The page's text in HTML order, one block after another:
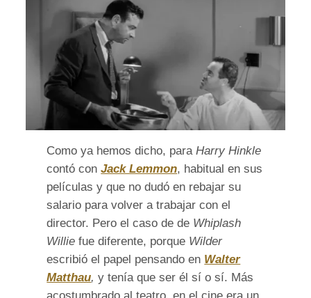
Como ya hemos dicho, paraHarry Hinkle
contó conJack Lemmon, habitual en sus
películas y que no dudó en rebajar su
salario para volver a trabajar con el
director. Pero el caso de de Whiplash
Willie fue diferente, porque Wilder
escribió el papel pensando en Walter
Matthau,y tenía que ser él sí o sí. Más
acostumbrado al teatro, en el cine era un